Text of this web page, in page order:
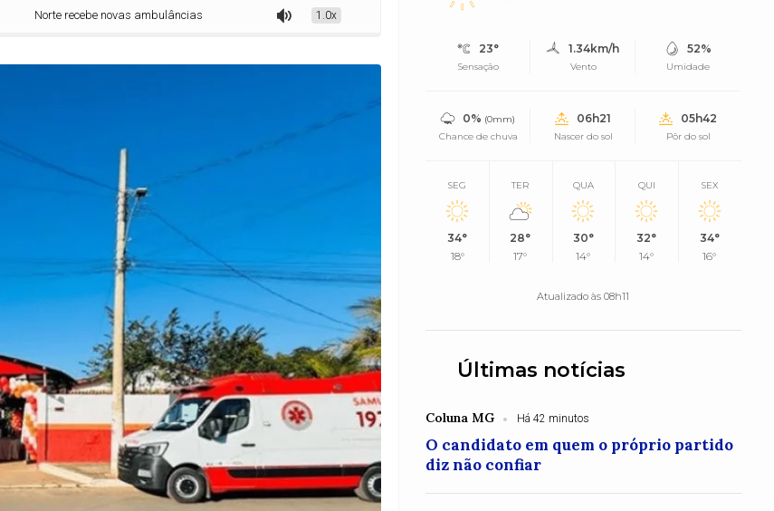
Norte recebe novas ambulâncias do Samu 1.0x
23°
Sensação
1.34km/h
Vento
52%
Umidade
0% (0mm)
Chance de chuva
06h21
Nascer do sol
05h42
Pôr do sol
SEG
34°
18°
TER
28°
17°
QUA
30°
14°
QUI
32°
14°
SEX
34°
16°
Atualizado às 08h11
Últimas notícias
Coluna MG Há 42 minutos
O candidato em quem o próprio partido
diz não confiar